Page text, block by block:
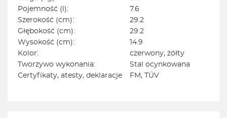
Pojemność (l):
7.6
Szerokość (cm):
29.2
Głębokość (cm):
29.2
Wysokość (cm):
14.9
Kolor:
czerwony, żółty
Tworzywo wykonania:
Stal ocynkowana
Certyfikaty, atesty, deklaracje
FM, TÜV